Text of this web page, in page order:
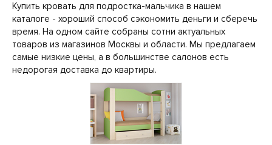
Купить кровать для подростка-мальчика в нашем
каталоге - хороший способ сэкономить деньги и сберечь
время. На одном сайте собраны сотни актуальных
товаров из магазинов Москвы и области. Мы предлагаем
самые низкие цены, а в большинстве салонов есть
недорогая доставка до квартиры.